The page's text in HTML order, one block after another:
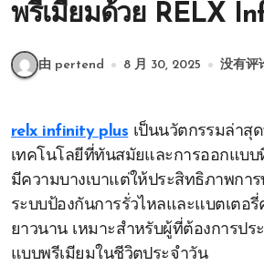
พรีเมียมด้วย RELX
由 pertend 8 月 30, 2025 没有评
relx infinity plus เป็นนวัตกรรมล่าสุ
เทคโนโลยีที่ทันสมัยและการออกแบบ
มีความบางเบาแต่ให้ประสิทธิภาพกา
ระบบป้องกันการรั่วไหลและแบตเตอ
ยาวนาน เหมาะสำหรับผู้ที่ต้องการป
แบบพรีเมียมในชีวิตประจำวัน